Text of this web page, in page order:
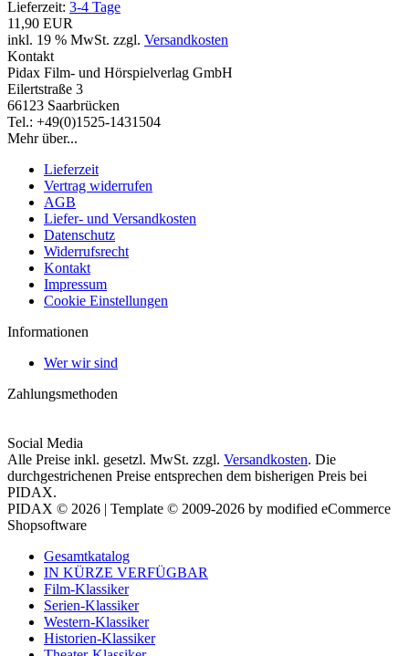
Lieferzeit: 3-4 Tage
11,90 EUR
inkl. 19 % MwSt. zzgl. Versandkosten
Kontakt
Pidax Film- und Hörspielverlag GmbH
Eilertstraße 3
66123 Saarbrücken
Tel.: +49(0)1525-1431504
Mehr über...
Lieferzeit
Vertrag widerrufen
AGB
Liefer- und Versandkosten
Datenschutz
Widerrufsrecht
Kontakt
Impressum
Cookie Einstellungen
Informationen
Wer wir sind
Zahlungsmethoden
Social Media
Alle Preise inkl. gesetzl. MwSt. zzgl. Versandkosten. Die
durchgestrichenen Preise entsprechen dem bisherigen Preis bei
PIDAX.
PIDAX © 2026 | Template © 2009-2026 by modified eCommerce
Shopsoftware
Gesamtkatalog
IN KÜRZE VERFÜGBAR
Film-Klassiker
Serien-Klassiker
Western-Klassiker
Historien-Klassiker